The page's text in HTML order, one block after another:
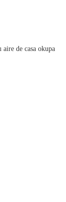
de casa okupa